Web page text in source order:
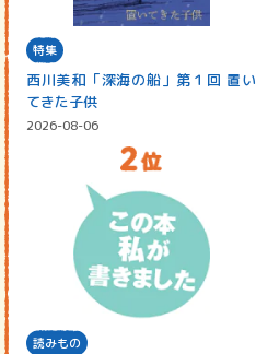
特集
西川美和「深海の船」第１回 置い
てきた子供
2026-08-06
読みもの